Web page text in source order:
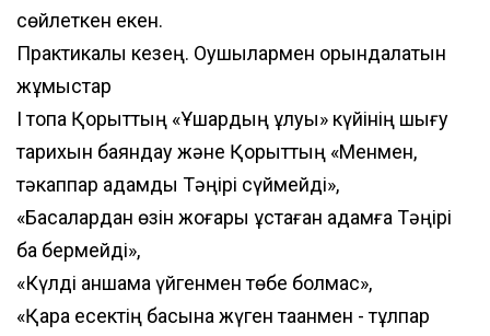
сөйлеткен екен.
Практикалық кезең. Оқушылармен орындалатын
жұмыстар
І топқа Қорқыттың «Ұшардың ұлуы» күйінің шығу
тарихын баяндау және Қорқыттың «Менмен,
тәкаппар адамды Тәңірі сүймейді»,
«Басқалардан өзін жоғары ұстаған адамға Тәңірі
бақ бермейді»,
«Күлді қаншама үйгенмен төбе болмас»,
«Қара есектің басына жүген таққанмен - тұлпар